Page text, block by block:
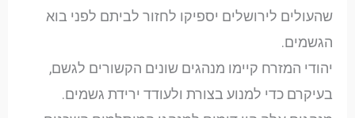
שהעולים לירושלים יספיקו לחזור לביתם לפני בוא
הגשמים.
יהודי המזרח קיימו מנהגים שונים הקשורים לגשם,
בעיקרם כדי למנוע בצורת ולעודד ירידת גשמים.